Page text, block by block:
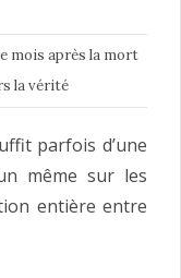
mois après la mort
la vérité
parfois d’une
même sur les
entière entre